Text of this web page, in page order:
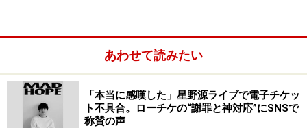
あわせて読みたい
「本当に感嘆した」星野源ライブで電子チケッ
ト不具合。ローチケの“謝罪と神対応”にSNSで
称賛の声